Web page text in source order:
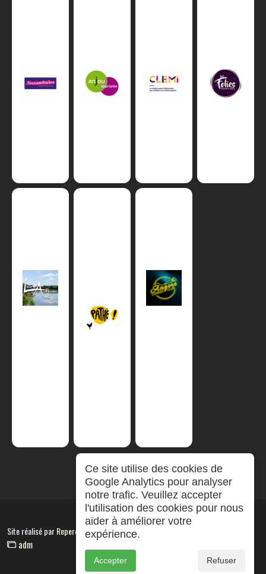
Site réalisé parRepereCom
adm
Ce site utilise des cookies de
Google Analytics pour analyser
notre trafic. Veuillez accepter
l'utilisation des cookies pour nous
aider à améliorer votre
expérience.
Accepter Refuser